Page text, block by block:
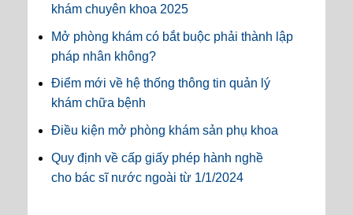
khám chuyên khoa 2025
Mở phòng khám có bắt buộc phải thành lập
pháp nhân không?
Điểm mới về hệ thống thông tin quản lý
khám chữa bệnh
Điều kiện mở phòng khám sản phụ khoa
Quy định về cấp giấy phép hành nghề
cho bác sĩ nước ngoài từ 1/1/2024